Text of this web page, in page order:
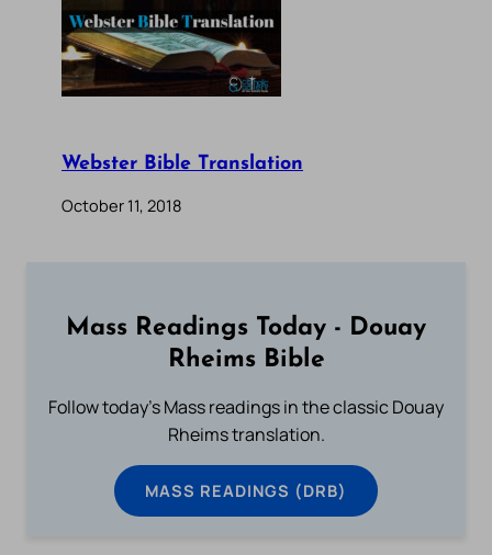
Webster Bible Translation
October 11, 2018
Mass Readings Today - Douay
Rheims Bible
Follow today's Mass readings in the classic Douay
Rheims translation.
MASS READINGS (DRB)